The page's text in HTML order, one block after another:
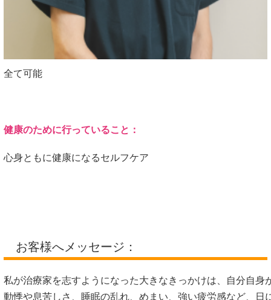
全て可能
健康のために行っていること：
心身ともに健康になるセルフケア
お客様へメッセージ：
私が治療家を志すようになった大きなきっかけは、自分自身
動悸や息苦しさ、睡眠の乱れ、めまい、強い疲労感など、日